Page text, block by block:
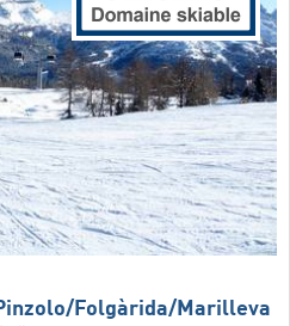
​Folgàrida/​Marilleva